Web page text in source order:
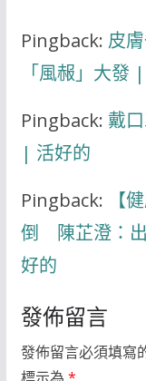
Pingback: 皮
「風赧」大發
Pingback: 戴
| 活好的
Pingback:
【
倒 陳芷澄：
好的
發佈留言
發佈留言必須填寫
標示為 *